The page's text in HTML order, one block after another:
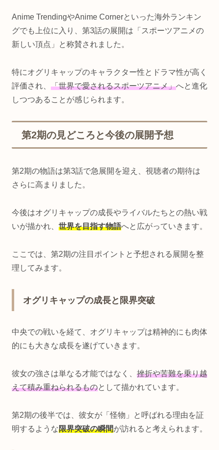
Anime TrendingやAnime Cornerといった海外ランキン
グでも上位に入り、第3話の展開は「スポーツアニメの
新しい頂点」と称賛されました。
特にオグリキャップのキャラクター性とドラマ性が高く
評価され、 「世界で愛されるスポーツアニメ」へと進化
しつつあることが感じられます。
第2期の見どころと今後の展開予想
第2期の物語は第3話で急展開を迎え、視聴者の期待は
さらに高まりました。
今後はオグリキャップの成長やライバルたちとの熱い戦
いが描かれ、 世界を目指す物語へと広がっていきます。
ここでは、第2期の注目ポイントと予想される展開を整
理してみます。
オグリキャップの成長と限界突破
中央での戦いを経て、オグリキャップは精神的にも肉体
的にも大きな成長を遂げていきます。
彼女の強さは単なる才能ではなく、 挫折や苦難を乗り越
えて積み重ねられるものとして描かれています。
第2期の後半では、彼女が「怪物」と呼ばれる理由を証
明するような限界突破の瞬間が訪れると考えられます。